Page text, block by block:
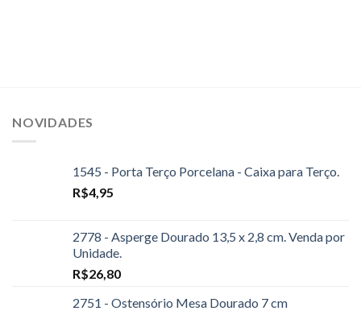
NOVIDADES
1545 - Porta Terço Porcelana - Caixa para Terço.
R$4,95
2778 - Asperge Dourado 13,5 x 2,8 cm. Venda por
Unidade.
R$26,80
2751 - Ostensório Mesa Dourado 7 cm